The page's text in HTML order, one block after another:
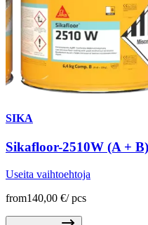
SIKA
Sikafloor-2510W (A + B)
Useita vaihtoehtoja
from140,00 €/ pcs